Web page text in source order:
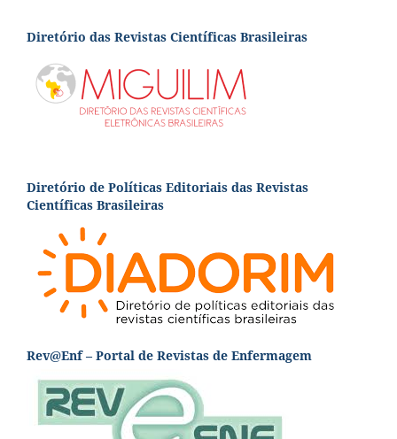
Diretório das Revistas Científicas Brasileiras
Diretório de Políticas Editoriais das Revistas
Científicas Brasileiras
Rev@Enf – Portal de Revistas de Enfermagem